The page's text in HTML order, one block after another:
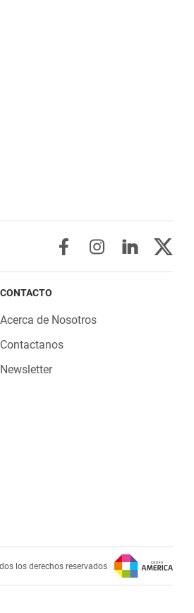
CONTACTO
Acerca de Nosotros
Contactanos
Newsletter
los derechos reservados